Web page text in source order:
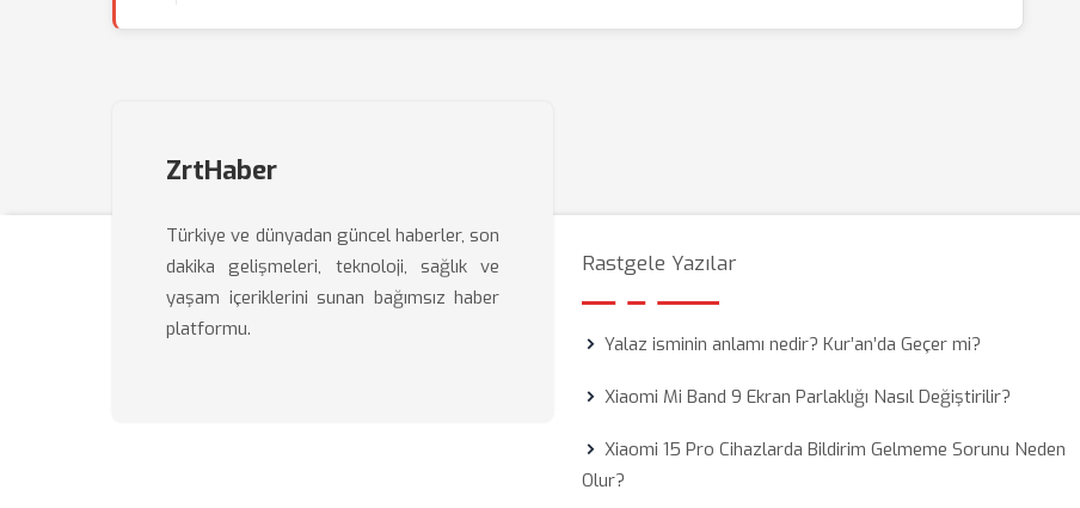
ZrtHaber
Türkiye ve dünyadan güncel haberler, son
dakika gelişmeleri, teknoloji, sağlık ve
yaşam içeriklerini sunan bağımsız haber
platformu.
Rastgele Yazılar
Yalaz isminin anlamı nedir? Kur’an’da Geçer mi?
Xiaomi Mi Band 9 Ekran Parlaklığı Nasıl Değiştirilir?
Xiaomi 15 Pro Cihazlarda Bildirim Gelmeme Sorunu Neden
Olur?